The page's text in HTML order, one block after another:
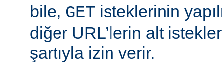
bile, GET isteklerinin
diğer URL’lerin alt
şartıyla izin verir.